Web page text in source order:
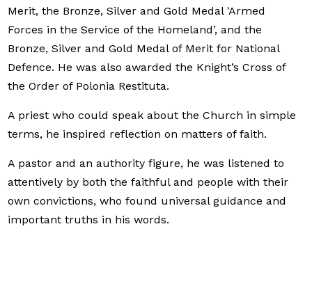
Merit, the Bronze, Silver and Gold Medal 'Armed
Forces in the Service of the Homeland’, and the
Bronze, Silver and Gold Medal of Merit for National
Defence. He was also awarded the Knight’s Cross of
the Order of Polonia Restituta.
A priest who could speak about the Church in simple
terms, he inspired reflection on matters of faith.
A pastor and an authority figure, he was listened to
attentively by both the faithful and people with their
own convictions, who found universal guidance and
important truths in his words.